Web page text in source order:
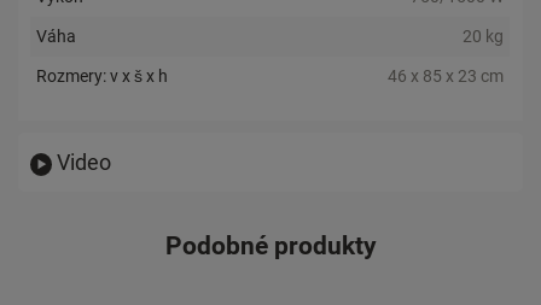
Váha 20 kg
Rozmery: v x š x h 46 x 85 x 23 cm
Video
Podobné produkty